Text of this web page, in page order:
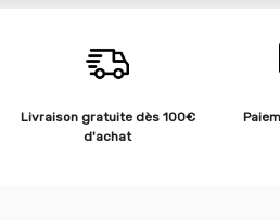
Livraison gratuite dès 100€
d'achat